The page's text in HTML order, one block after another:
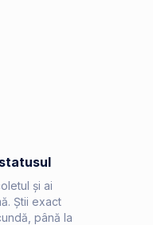
și ai
Știi exact
până la